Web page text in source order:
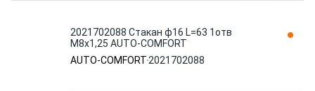
2021702088 Стакан ф16 L=63 1отв
М8х1,25 AUTO-COMFORT
AUTO-COMFORT 2021702088